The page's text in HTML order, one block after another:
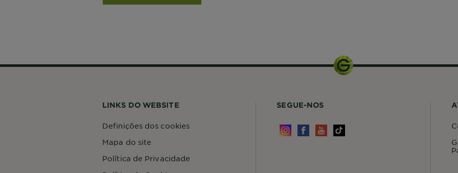
LINKS DO WEBSITE
Definições dos cookies
Mapa do site
Política de Privacidade
SEGUE-NOS